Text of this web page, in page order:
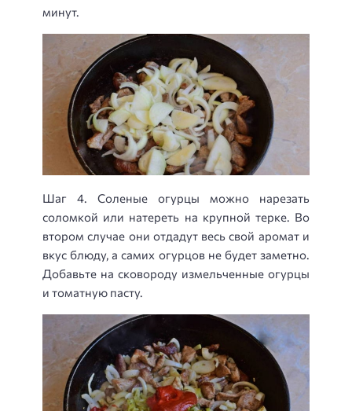
минут.
Шаг 4. Соленые огурцы можно нарезать
соломкой или натереть на крупной терке. Во
втором случае они отдадут весь свой аромат и
вкус блюду, а самих огурцов не будет заметно.
Добавьте на сковороду измельченные огурцы
и томатную пасту.